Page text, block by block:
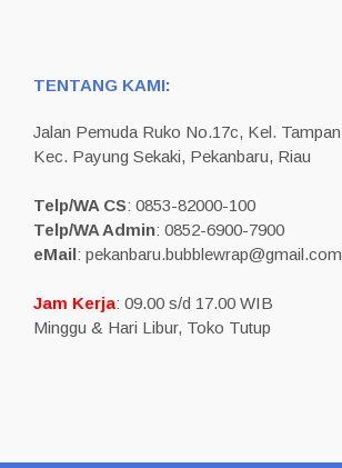
TENTANG KAMI:
Jalan Pemuda Ruko No.17c, Kel. Tampan
Kec. Payung Sekaki, Pekanbaru, Riau
Telp/WA CS: 0853-82000-100
Telp/WA Admin: 0852-6900-7900
eMail: pekanbaru.bubblewrap@gmail.com
Jam Kerja: 09.00 s/d 17.00 WIB
Minggu & Hari Libur, Toko Tutup